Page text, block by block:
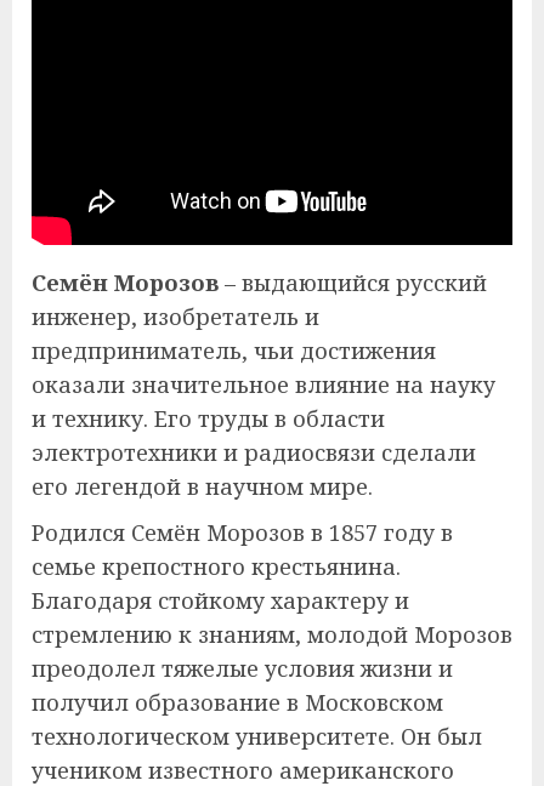
Семён Морозов – выдающийся русский
инженер, изобретатель и
предприниматель, чьи достижения
оказали значительное влияние на науку
и технику. Его труды в области
электротехники и радиосвязи сделали
его легендой в научном мире.
Родился Семён Морозов в 1857 году в
семье крепостного крестьянина.
Благодаря стойкому характеру и
стремлению к знаниям, молодой Морозов
преодолел тяжелые условия жизни и
получил образование в Московском
технологическом университете. Он был
учеником известного американского